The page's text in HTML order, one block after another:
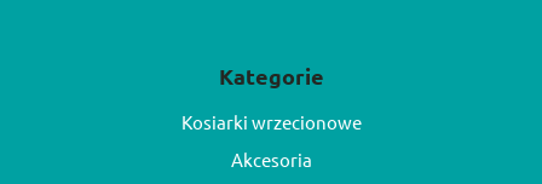
Kategorie
Kosiarki wrzecionowe
Akcesoria